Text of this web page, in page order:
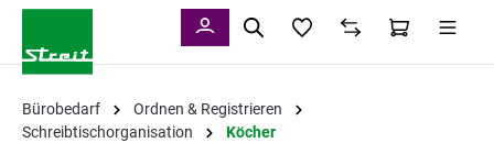
Bürobedarf
Ordnen & Registrieren
Schreibtischorganisation
Köcher